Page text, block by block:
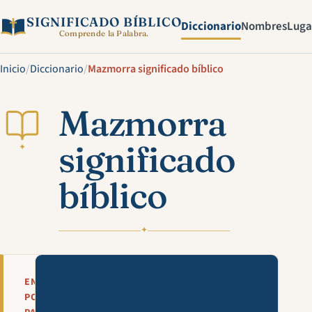
SIGNIFICADO BÍBLICO
Comprende la Palabra. DiccionarioNombres
Inicio/Diccionario/Mazmorra significado bíblico
✦
Mazmorra
significado
bíblico
✦
EN
POCAS
Mira esta explicación en